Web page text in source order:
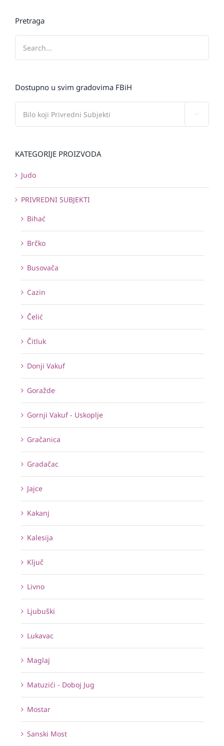
Pretraga
Dostupno u svim gradovima FBiH
KATEGORIJE PROIZVODA
Judo
PRIVREDNI SUBJEKTI
Bihać
Brčko
Busovača
Cazin
Čelić
Čitluk
Donji Vakuf
Goražde
Gornji Vakuf - Uskoplje
Gračanica
Gradačac
Jajce
Kakanj
Kalesija
Ključ
Livno
Ljubuški
Lukavac
Maglaj
Matuzići - Doboj Jug
Mostar
Sanski Most